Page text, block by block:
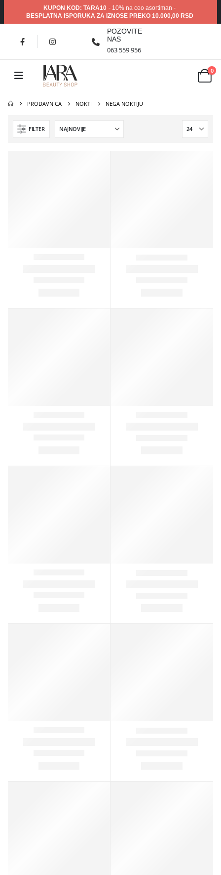
KUPON KOD: TARA10 - 10% na ceo asortiman -
BESPLATNA ISPORUKA ZA IZNOSE PREKO 10.000,00 RSD
POZOVITE
NAS
063 559 956
0
PRODAVNICA NOKTI NEGA NOKTIJU
FILTER